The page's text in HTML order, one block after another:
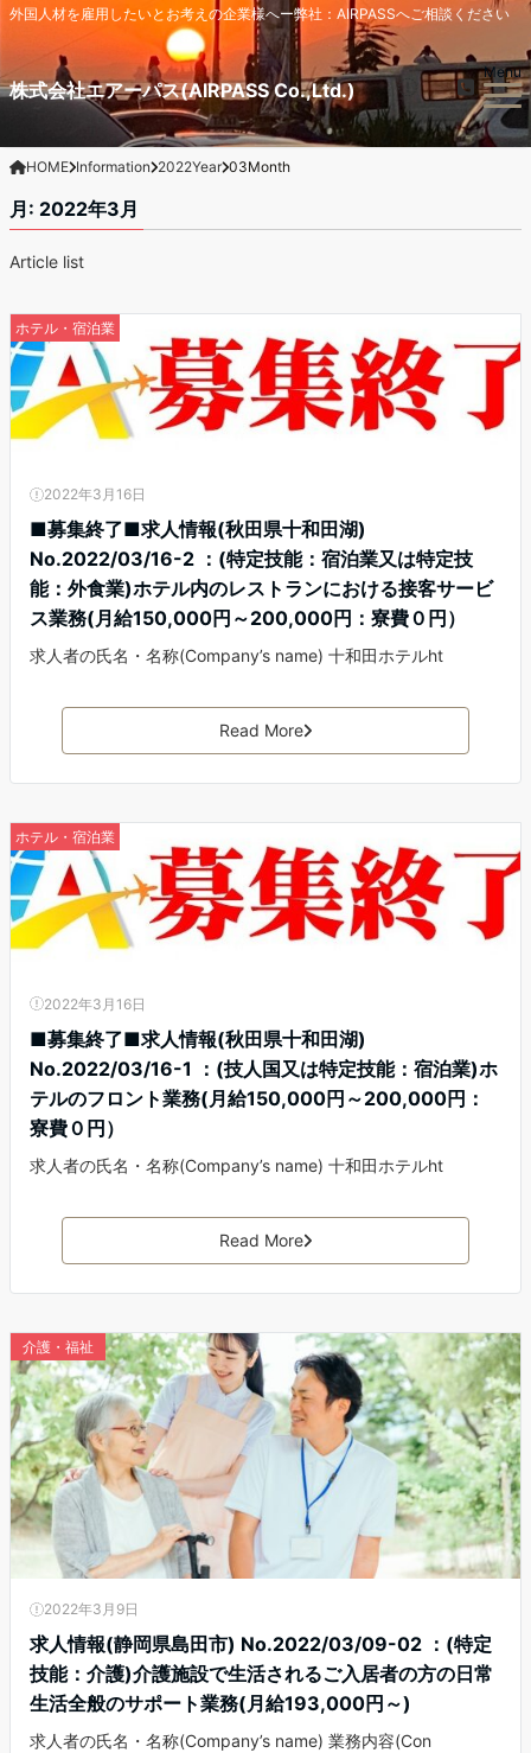
外国人材を雇用したいとお考えの企業様へー弊社：AIRPASSへご相談ください
株式会社エアーパス(AIRPASS Co.,Ltd.)
Menu
HOME Information 2022Year 03Month
月: 2022年3月
Article list
ホテル・宿泊業
2022年3月16日
■募集終了■求人情報(秋田県十和田湖)
No.2022/03/16-2 ：(特定技能：宿泊業又は特定技
能：外食業)ホテル内のレストランにおける接客サービ
ス業務(月給150,000円～200,000円：寮費０円）
求人者の氏名・名称(Company’s name) 十和田ホテルht
Read More
ホテル・宿泊業
2022年3月16日
■募集終了■求人情報(秋田県十和田湖)
No.2022/03/16-1 ：(技人国又は特定技能：宿泊業)ホ
テルのフロント業務(月給150,000円～200,000円：
寮費０円）
求人者の氏名・名称(Company’s name) 十和田ホテルht
Read More
介護・福祉
2022年3月9日
求人情報(静岡県島田市) No.2022/03/09-02 ：(特定
技能：介護)介護施設で生活されるご入居者の方の日常
生活全般のサポート業務(月給193,000円～)
求人者の氏名・名称(Company’s name) 業務内容(Con